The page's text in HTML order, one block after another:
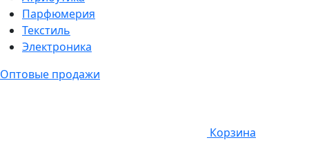
Парфюмерия
Текстиль
Электроника
Оптовые продажи
Корзина